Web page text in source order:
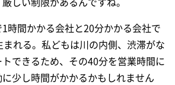
時間かかる会社と20分かかる会社で
れる。私どもは川の内側、渋滞がな
できるため、その40分を営業時間に
少し時間がかかるかもしれません